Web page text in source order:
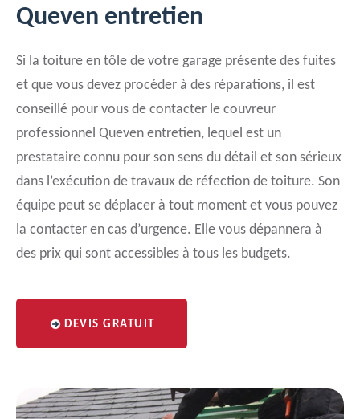
Queven entretien
Si la toiture en tôle de votre garage présente des fuites
et que vous devez procéder à des réparations, il est
conseillé pour vous de contacter le couvreur
professionnel Queven entretien, lequel est un
prestataire connu pour son sens du détail et son sérieux
dans l’exécution de travaux de réfection de toiture. Son
équipe peut se déplacer à tout moment et vous pouvez
la contacter en cas d’urgence. Elle vous dépannera à
des prix qui sont accessibles à tous les budgets.
DEVIS GRATUIT